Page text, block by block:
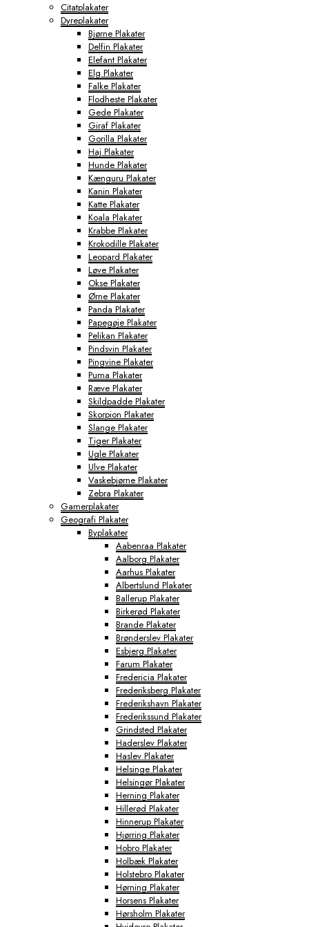
Citatplakater
Dyreplakater
Bjørne Plakater
Delfin Plakater
Elefant Plakater
Elg Plakater
Falke Plakater
Flodheste Plakater
Gede Plakater
Giraf Plakater
Gorilla Plakater
Haj Plakater
Hunde Plakater
Kænguru Plakater
Kanin Plakater
Katte Plakater
Koala Plakater
Krabbe Plakater
Krokodille Plakater
Leopard Plakater
Løve Plakater
Okse Plakater
Ørne Plakater
Panda Plakater
Papegøje Plakater
Pelikan Plakater
Pindsvin Plakater
Pingvine Plakater
Puma Plakater
Ræve Plakater
Skildpadde Plakater
Skorpion Plakater
Slange Plakater
Tiger Plakater
Ugle Plakater
Ulve Plakater
Vaskebjørne Plakater
Zebra Plakater
Gamerplakater
Geografi Plakater
Byplakater
Aabenraa Plakater
Aalborg Plakater
Aarhus Plakater
Albertslund Plakater
Ballerup Plakater
Birkerød Plakater
Brande Plakater
Brønderslev Plakater
Esbjerg Plakater
Farum Plakater
Fredericia Plakater
Frederiksberg Plakater
Frederikshavn Plakater
Frederikssund Plakater
Grindsted Plakater
Haderslev Plakater
Haslev Plakater
Helsinge Plakater
Helsingør Plakater
Herning Plakater
Hillerød Plakater
Hinnerup Plakater
Hjørring Plakater
Hobro Plakater
Holbæk Plakater
Holstebro Plakater
Hørning Plakater
Horsens Plakater
Hørsholm Plakater